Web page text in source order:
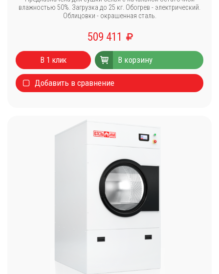
влажностью 50%. Загрузка до 25 кг. Обогрев - электрический.
Облицовки - окрашенная сталь.
509 411
В 1 клик В корзину
Добавить в сравнение